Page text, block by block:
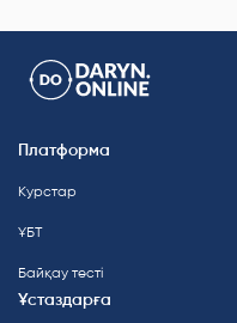
Платформа
Курстар
ҰБТ
Байқау тесті
Ұстаздарға